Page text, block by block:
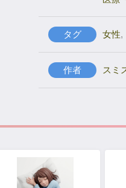
タグ 女性,
作者 スミ